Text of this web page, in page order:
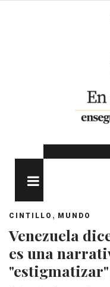
CINTILLO , MUNDO
Venezuela
es una